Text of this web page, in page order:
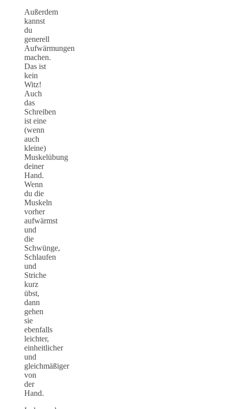
Außerdem
kannst
du
generell
Aufwärmungen
machen.
Das ist
kein
Witz!
Auch
das
Schreiben
ist eine
(wenn
auch
kleine)
Muskelübung
deiner
Hand.
Wenn
du die
Muskeln
vorher
aufwärmst
und
die
Schwünge,
Schlaufen
und
Striche
kurz
übst,
dann
gehen
sie
ebenfalls
leichter,
einheitlicher
und
gleichmäßiger
von
der
Hand.